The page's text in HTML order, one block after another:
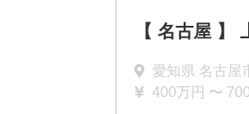
【 名古屋 】
愛知県 名古屋
400万円 〜